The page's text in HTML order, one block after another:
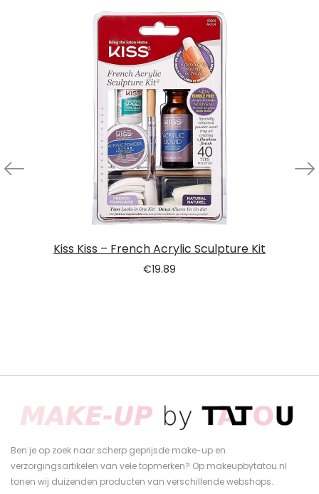
Kiss Kiss – French Acrylic Sculpture Kit
€19.89
Ben je op zoek naar scherp geprijsde make-up en
verzorgingsartikelen van vele topmerken? Op makeupbytatou.nl
tonen wij duizenden producten van verschillende webshops.